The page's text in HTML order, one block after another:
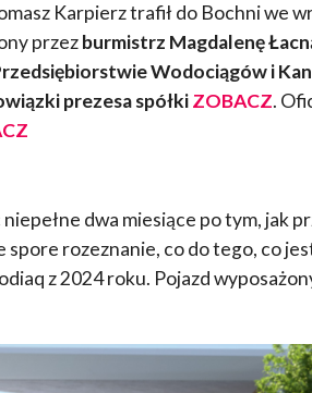
Karpierz trafił do Bochni we
przezburmistrz Magdalenę
Wodociągów i
prezesa spółki ZOBACZ.
dwa miesiące po tym, jak
spore rozeznanie, co do tego, co
z 2024 roku. Pojazd